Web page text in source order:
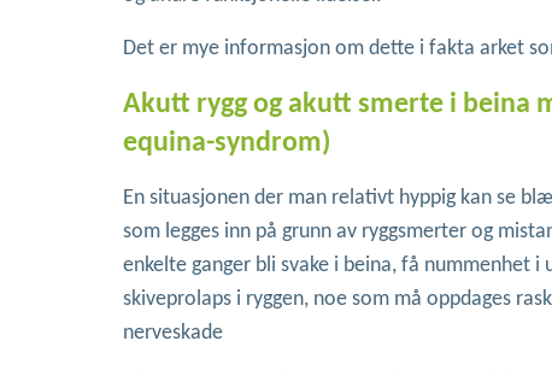
Det er mye informasjon om dette i fakta arket
Akutt rygg og akutt smerte i beina
equina-syndrom)
En situasjonen der man relativt hyppig kan se
som legges inn på grunn av ryggsmerter og
enkelte ganger bli svake i beina, få nummenhet
skiveprolaps i ryggen, noe som må oppdages
nerveskade